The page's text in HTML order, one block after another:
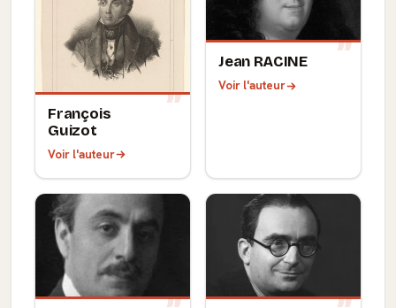
François
Guizot
Voir l'auteur
Jean RACINE
Voir l'auteur